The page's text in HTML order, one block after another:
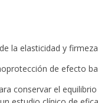
la elasticidad y
de efecto
conservar el